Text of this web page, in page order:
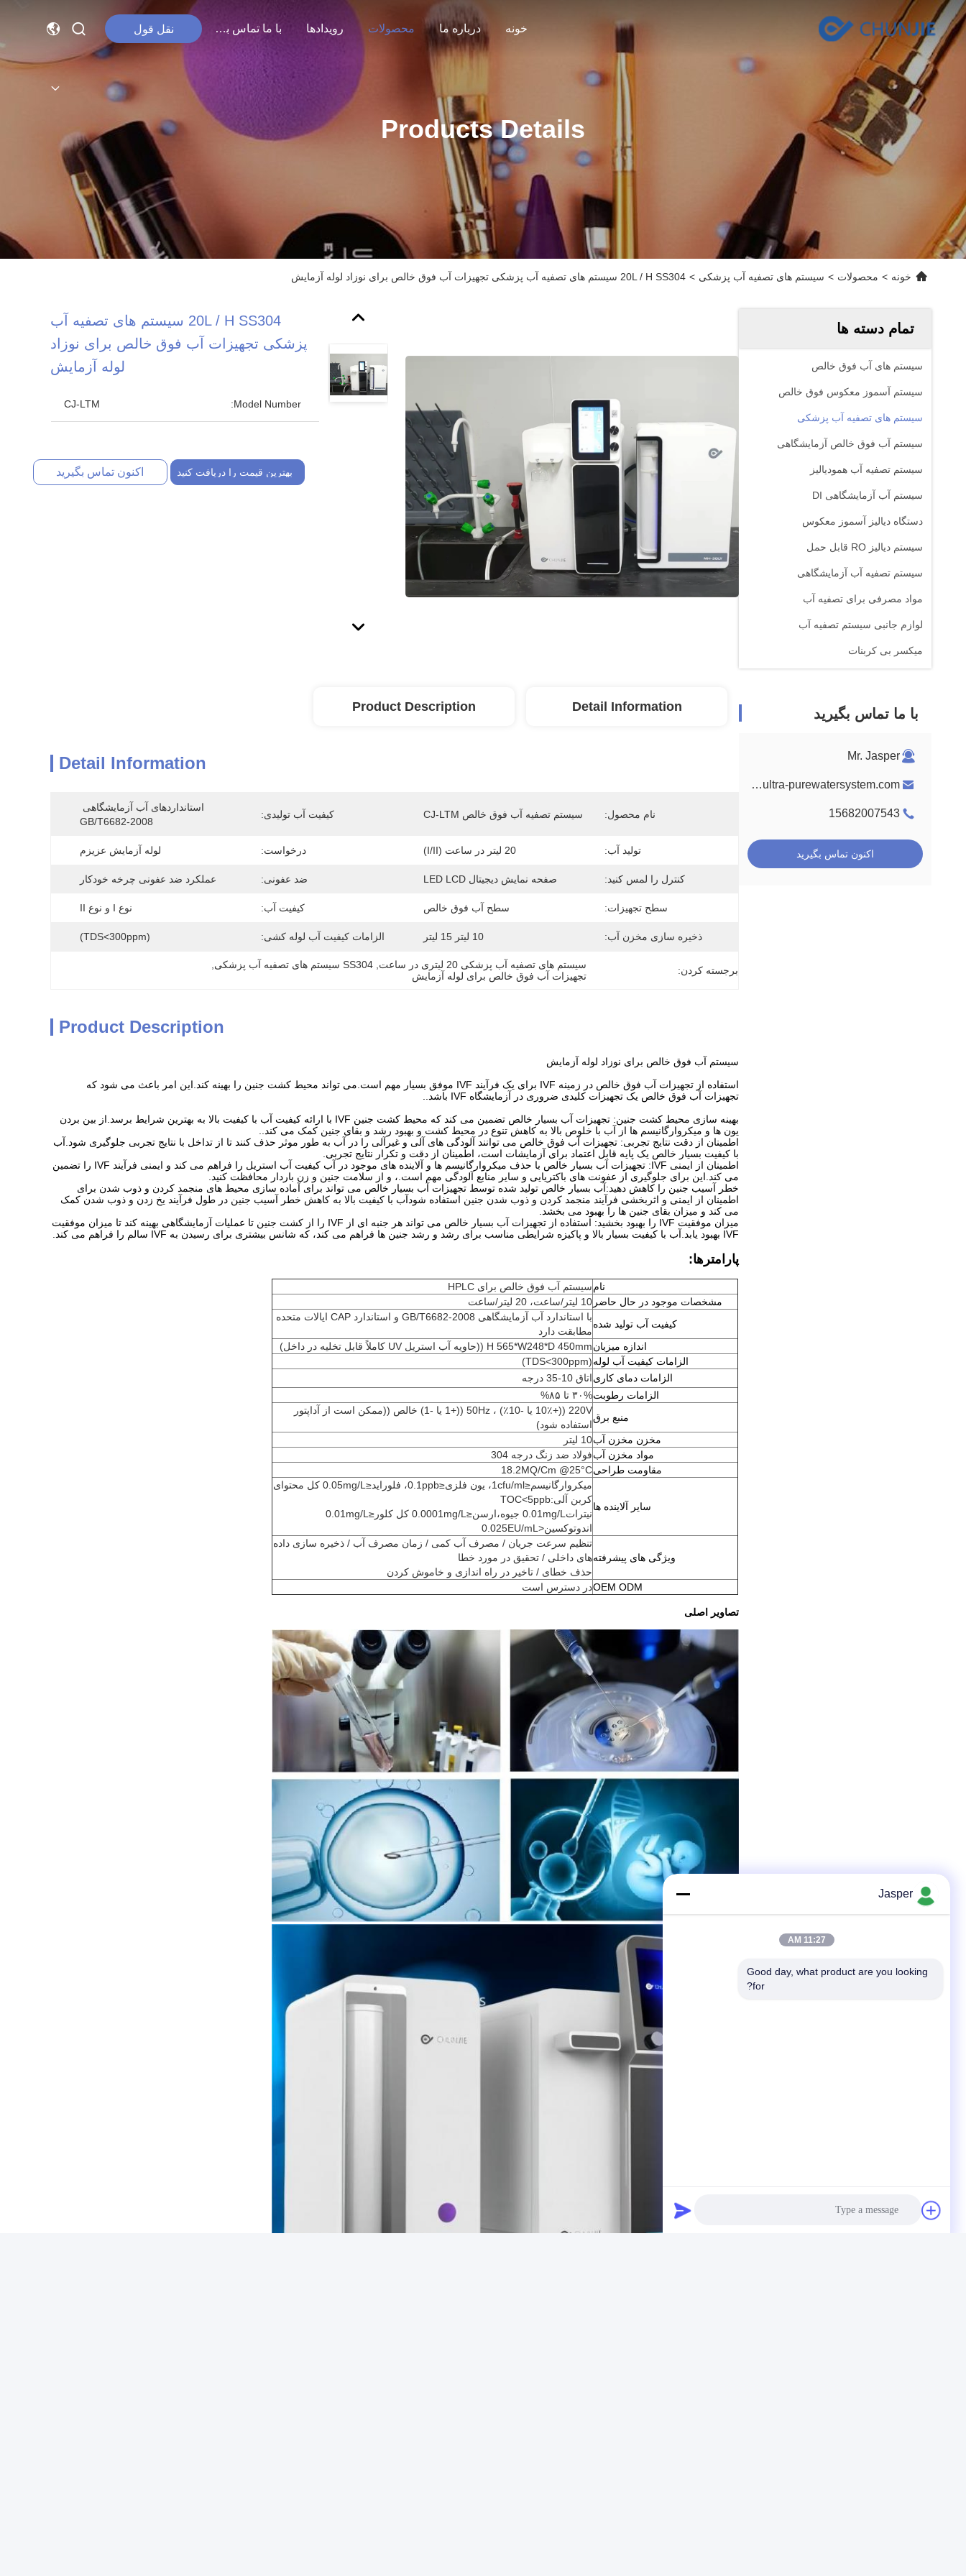
خونه درباره ما محصولات رویدادها با ما تماس بگیرید نقل قول
Products Details
خونه > محصولات > سیستم های تصفیه آب پزشکی > 20L / H SS304 سیستم های تصفیه آب پزشکی تجهیزات آب فوق خالص برای نوزاد لوله آزمایش
تمام دسته ها
سیستم های آب فوق خالص
سيستم آسموز معکوس فوق خالص
سیستم های تصفیه آب پزشکی
سیستم آب فوق خالص آزمایشگاهی
سیستم تصفیه آب همودیالیز
سیستم آب آزمایشگاهی DI
دستگاه دیالیز آسموز معکوس
سیستم دیالیز RO قابل حمل
سیستم تصفیه آب آزمایشگاهی
مواد مصرفی برای تصفیه آب
لوازم جانبی سیستم تصفیه آب
میکسر بی کربنات
با ما تماس بگیرید
Mr. Jasper
jasper@ultra-purewatersystem.com
15682007543
اکنون تماس بگیرید
20L / H SS304 سیستم های تصفیه آب
پزشکی تجهیزات آب فوق خالص برای نوزاد
لوله آزمایش
Model Number:
CJ-LTM
بهترین قیمت را دریافت کنید اکنون تماس بگیرید
Detail Information
Product Description
Detail Information
نام محصول: سیستم تصفیه آب فوق خالص CJ-LTM کیفیت آب تولیدی:
GB/T6682-2008
تولید آب: 20 لیتر در ساعت (I/II) درخواست: لوله آزمایش عزیزم
کنترل را لمس کنید: صفحه نمایش دیجیتال LED LCD ضد عفونی: عملکرد ضد عفونی چرخه خودکار
سطح تجهیزات: سطح آب فوق خالص کیفیت آب: نوع I و نوع II
ذخیره سازی مخزن آب: 10 لیتر 15 لیتر الزامات کیفیت آب لوله کشی: (TDS<300ppm)
برجسته کردن: سیستم های تصفیه آب پزشکی 20 لیتری در ساعت SS304 سیستم های تصفیه آب پزشکی
تجهیزات آب فوق خالص برای لوله آزمایش
Product Description
سیستم آب فوق خالص برای نوزاد لوله آزمایش
استفاده از تجهیزات آب فوق خالص در زمینه IVF برای یک فرآیند IVF موفق بسیار مهم است.می تواند محیط کشت جنین را بهینه کند.این امر باعث می شود که
تجهیزات آب فوق خالص یک تجهیزات کلیدی ضروری در آزمایشگاه IVF باشد..
بهینه سازی محیط کشت جنین: تجهیزات آب بسیار خالص تضمین می کند که محیط کشت جنین IVF با ارائه کیفیت آب با کیفیت بالا به بهترین شرایط برسد.از بین بردن
یون ها و میکروارگانیسم ها از آب با خلوص بالا به کاهش تنوع در محیط کشت و بهبود رشد و بقای جنین کمک می کند..
اطمینان از دقت نتایج تجربی: تجهیزات آب فوق خالص می توانند آلودگی های آلی و غیرآلی را در آب به طور موثر حذف کنند تا از تداخل با نتایج تجربی جلوگیری شود.آب
با کیفیت بسیار خالص یک پایه قابل اعتماد برای آزمایشات است، اطمینان از دقت و تکرار نتایج تجربی.
اطمینان از ایمنی IVF: تجهیزات آب بسیار خالص با حذف میکروارگانیسم ها و آلاینده های موجود در آب کیفیت آب استریل را فراهم می کند و ایمنی فرآیند IVF را تضمین
می کند.این برای جلوگیری از عفونت های باکتریایی و سایر منابع آلودگی مهم است.، و از سلامت جنین و زن باردار محافظت کنید.
خطر آسیب جنین را کاهش دهید:آب بسیار خالص تولید شده توسط تجهیزات آب بسیار خالص می تواند برای آماده سازی محیط های منجمد کردن و ذوب شدن برای
اطمینان از ایمنی و اثربخشی فرآیند منجمد کردن و ذوب شدن جنین استفاده شودآب با کیفیت بالا به کاهش خطر آسیب جنین در طول فرآیند یخ زدن و ذوب شدن کمک
می کند و میزان بقای جنین ها را بهبود می بخشد.
میزان موفقیت IVF را بهبود بخشید: استفاده از تجهیزات آب بسیار خالص می تواند هر جنبه ای از IVF را از کشت جنین تا عملیات آزمایشگاهی بهینه کند تا میزان موفقیت
IVF بهبود یابد.آب با کیفیت بسیار بالا و پاکیزه شرایطی مناسب برای رشد و رشد جنین ها فراهم می کند، که شانس بیشتری برای رسیدن به IVF سالم را فراهم می کند.
پارامترها:
نامسیستم آب فوق خالص برای HPLC
مشخصات موجود در حال حاضر 10 لیتر/ساعت، 20 لیتر/ساعت
کیفیت آب تولید شده
با استاندارد آب آزمایشگاهی GB/T6682-2008 و استاندارد CAP ایالات متحده
مطابقت دارد
اندازه میزبانH 565*W248*D 450mm ((حاویه آب استریل UV کاملاً قابل تخلیه در داخل)
الزامات کیفیت آب لوله(TDS<300ppm)
الزامات دمای کاریاتاق 10-35 درجه
الزامات رطوبت۳۰% تا ۸۵%
منبع برق
220V ((+10٪ یا -10٪) ، 50Hz ((+1 یا -1) خالص ((ممکن است از آداپتور
استفاده شود)
مخزن مخزن آب10 لیتر
مواد مخزن آبفولاد ضد زنگ درجه 304
مقاومت طراحی18.2MQ/Cm @25°C
سایر آلاینده ها
میکروارگانیسم≤1cfu/ml، یون فلزی≤0.1ppb، فلوراید≤0.05mg/L کل محتوای
کربن آلی:TOC<5ppb
نیترات0.01mg/L جیوه،ارسن≤0.0001mg/L کل کلور≤0.01mg/L
اندوتوکسین<0.025EU/mL
ویژگی های پیشرفته
تنظیم سرعت جریان / مصرف آب کمی / زمان مصرف آب / ذخیره سازی داده
های داخلی / تحقیق در مورد خطا
حذف خطای / تاخیر در راه اندازی و خاموش کردن
OEM ODMدر دسترس است
تصاویر اصلی
Jasper
11:27 AM
Good day, what product are you looking
for?